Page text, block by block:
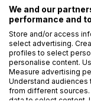
Další plánované
a zaměřují se
v rámci
Vízového
dat o cestujících
We and our
performance and
Store and/or access
select advertising.
profiles to select
personalise content.
Measure advertising
Understand audiences
from different
data to select content.